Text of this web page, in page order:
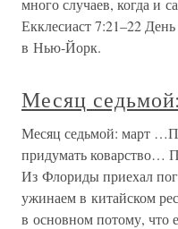
много случаев, когда и
Екклесиаст 7:21–22
в Нью-Йорк.
Месяц
Месяц седьмой: март
придумать коварство…
Из Флориды приехал
ужинаем в китайском
в основном потому, что